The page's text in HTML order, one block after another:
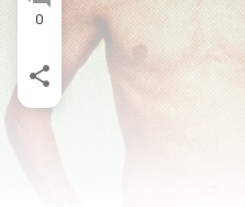
0